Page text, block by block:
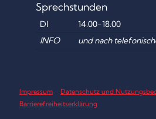
Sprechstunden
DI
14.00-18.00
INFO
und nach
Impressum
Datenschutz und
Barrierefreiheitserklärung